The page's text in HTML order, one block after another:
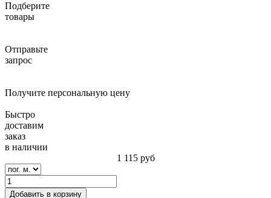
Подберите
товары
Отправьте
запрос
Получите персональную цену
Быстро
доставим
заказ
в наличии
1 115 руб
Добавить в корзину